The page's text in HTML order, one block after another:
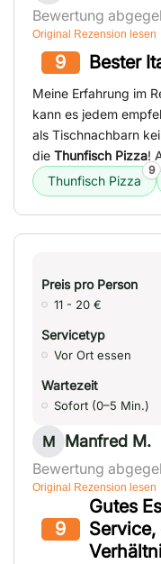
Bewertung
Original Rezension lesen
9 Bester
Meine Erfahrung im
kann es jedem
als Tischnachbarn
die Thunfisch Pizza!
Thunfisch Pizza
9
Preis pro Person
11 - 20 €
Servicetyp
Vor Ort essen
Wartezeit
Sofort (0–5 Min.)
M Manfred M.
Bewertung
Original Rezension lesen
9
Gutes